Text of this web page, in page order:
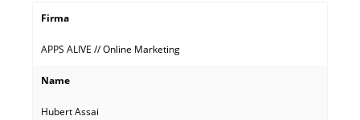
Firma
APPS ALIVE // Online Marketing
Name
Hubert Assai